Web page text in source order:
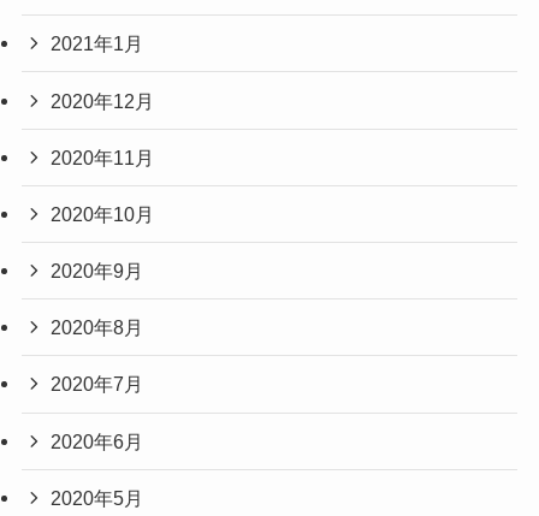
2021年1月
2020年12月
2020年11月
2020年10月
2020年9月
2020年8月
2020年7月
2020年6月
2020年5月